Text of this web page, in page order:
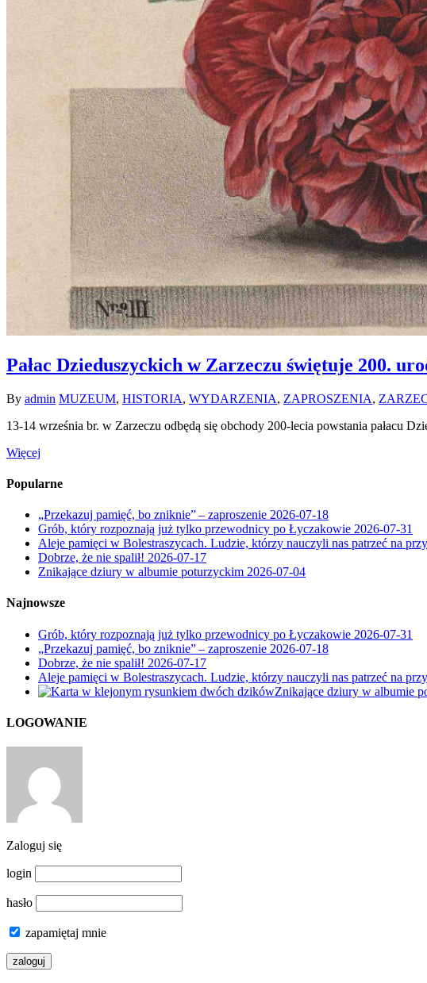
Pałac Dzieduszyckich w Zarzeczu świętuje 200.
By admin MUZEUM, HISTORIA, WYDARZENIA, ZAPROSZENIA,
13-14 września br. w Zarzeczu odbędą się obchody 200-lecia powstania pałacu
Więcej
Popularne
„Przekazuj pamięć, bo zniknie” – zaproszenie 2026-07-18
Grób, który rozpoznają już tylko przewodnicy po Łyczakowie 2026-07-31
Aleje pamięci w Bolestraszycach. Ludzie, którzy nauczyli nas patrzeć na
Dobrze, że nie spalił! 2026-07-17
Znikające dziury w albumie poturzyckim 2026-07-04
Najnowsze
Grób, który rozpoznają już tylko przewodnicy po Łyczakowie 2026-07-31
„Przekazuj pamięć, bo zniknie” – zaproszenie 2026-07-18
Dobrze, że nie spalił! 2026-07-17
Aleje pamięci w Bolestraszycach. Ludzie, którzy nauczyli nas patrzeć na
Znikające dziury w albumie
LOGOWANIE
Zaloguj się
login
hasło
zapamiętaj mnie